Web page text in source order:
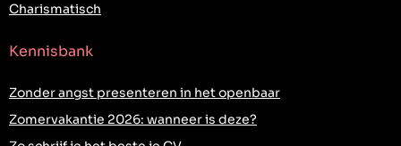
Charismatisch
Kennisbank
Zonder angst presenteren in het openbaar
Zomervakantie 2026: wanneer is deze?